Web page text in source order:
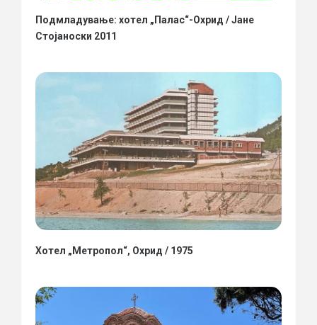
Подмладување: хотел „Палас“-Охрид / Јане
Стојаноски 2011
Хотел „Метропол“, Охрид / 1975